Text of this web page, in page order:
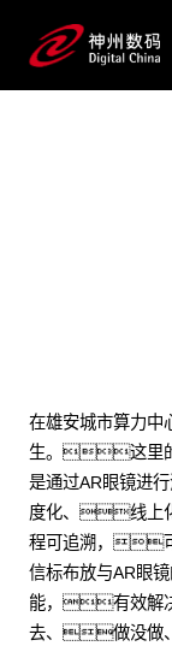
在雄安城市算力
生。这里
是通过AR眼镜进
度化、线上
程可追溯，
信标布放与AR眼
能，有效解决
去、做没做